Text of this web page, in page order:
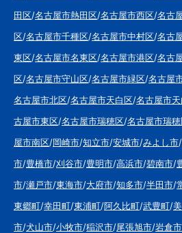
田区/名古屋市熱田区/名古屋市西区/名古
区/名古屋市千種区/名古屋市中村区/名古
東区/名古屋市名東区/名古屋市港区/名古
区/名古屋市守山区/名古屋市緑区/名古屋
名古屋市北区/名古屋市天白区/名古屋市
古屋市東区/名古屋市瑞穂区/名古屋市瑞
屋市南区/岡崎市/知立市/安城市/みよし市/
市/豊橋市/刈谷市/豊明市/高浜市/碧南市/
市/瀬戸市/東海市/大府市/知多市/半田市/
東郷町/幸田町/東浦町/阿久比町/武豊町/
市/犬山市/小牧市/稲沢市/尾張旭市/岩倉市